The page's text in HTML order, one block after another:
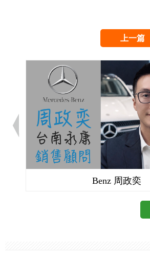
上一篇
Benz 周政奕